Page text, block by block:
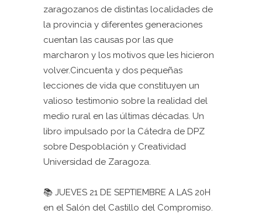
zaragozanos de distintas localidades de
la provincia y diferentes generaciones
cuentan las causas por las que
marcharon y los motivos que les hicieron
volver.Cincuenta y dos pequeñas
lecciones de vida que constituyen un
valioso testimonio sobre la realidad del
medio rural en las últimas décadas. Un
libro impulsado por la Cátedra de DPZ
sobre Despoblación y Creatividad
Universidad de Zaragoza.
📚 JUEVES 21 DE SEPTIEMBRE A LAS 20H
en el Salón del Castillo del Compromiso.